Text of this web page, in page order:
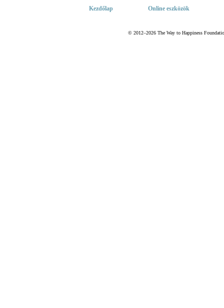
Kezdőlap Online eszközök
© 2012–2026 The Way to Happiness